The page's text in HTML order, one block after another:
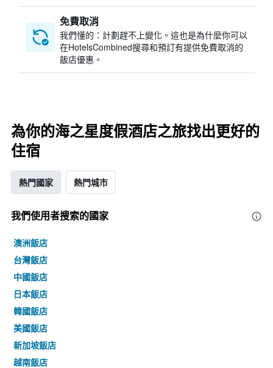
免費取消
我們懂的：計劃趕不上變化。這也是為什麼你可以
在HotelsCombined搜尋和預訂有提供免費取消的
飯店優惠。
為你的海之星度假酒店之旅找出更好的
住宿
熱門國家 熱門城市
我們使用者搜索的國家
澳洲飯店
台灣飯店
中國飯店
日本飯店
韓國飯店
美國飯店
新加坡飯店
越南飯店